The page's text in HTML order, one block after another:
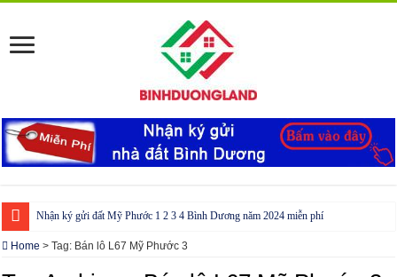
Nhận ký gửi đất Mỹ Phước 1 2 3 4 Bình Dương năm 2024 miễn phí
Cho thuê nhà Ecolakes Bình Dương, mới đẹp, đầy đủ nội thất
Phòng công chứng tại Chơn Thành – Bình Phước
Home > Tag: Bán lô L67 Mỹ Phước 3